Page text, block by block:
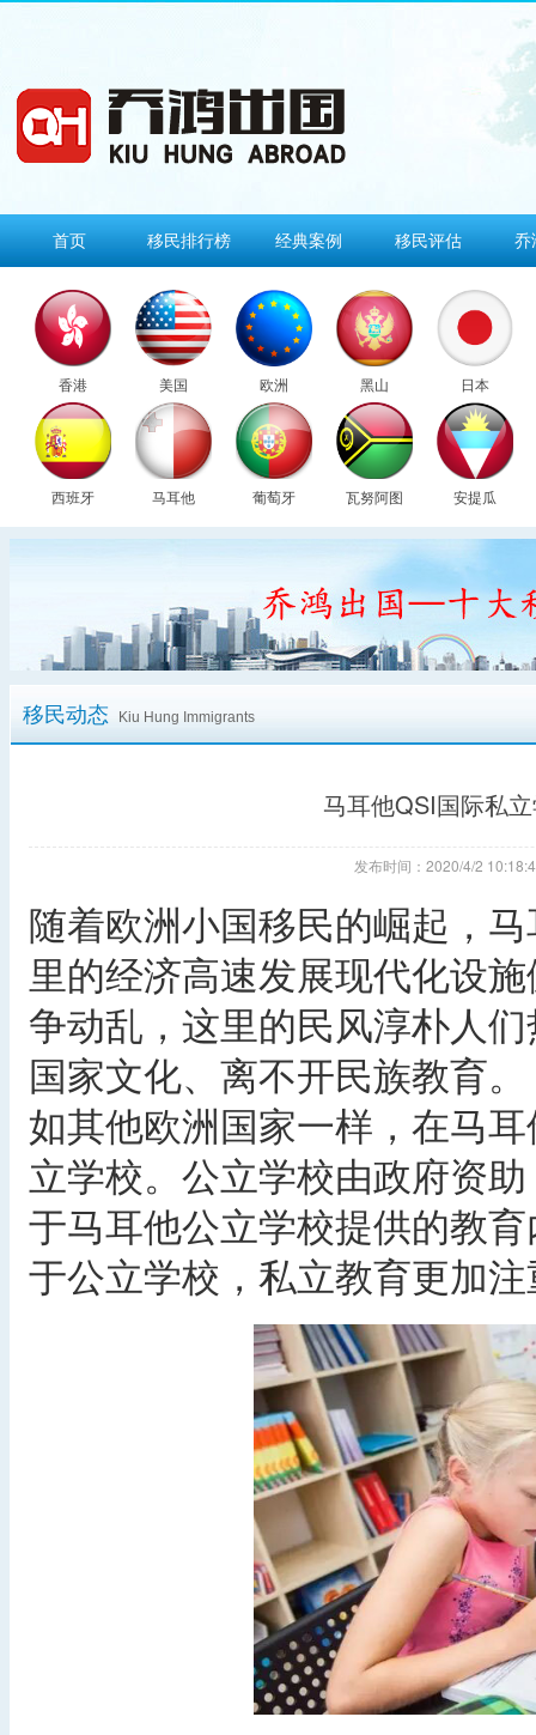
首页 移民排行榜 经典案例 移民评估 乔
香港 美国 欧洲 黑山 日本
西班牙 马耳他 葡萄牙 瓦努阿图 安提瓜
移民动态 Kiu Hung Immigrants
马耳他QSI国际私
发布时间：2020/4/2
随着欧洲小国移民的崛起，
里的经济高速发展现代化设
争动乱，这里的民风淳朴人
国家文化、离不开民族教育。
如其他欧洲国家一样，在马
立学校。公立学校由政府资
于马耳他公立学校提供的教
于公立学校，私立教育更加